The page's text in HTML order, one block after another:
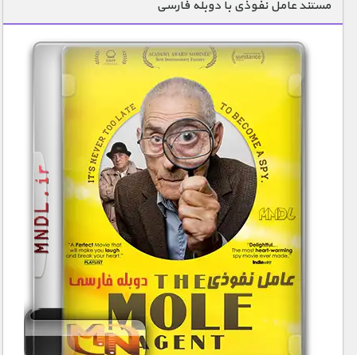
مستند عامل نفوذی با دوبله فارسی